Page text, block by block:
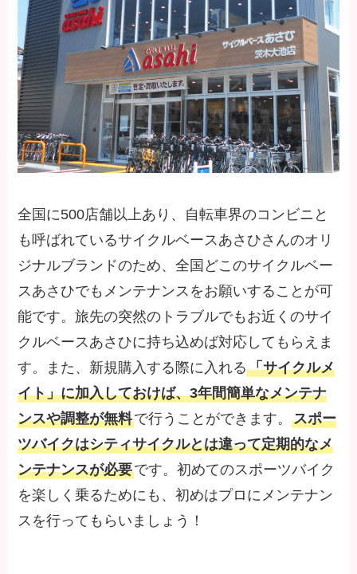
全国に500店舗以上あり、自転車界のコンビニと
も呼ばれているサイクルベースあさひさんのオリ
ジナルブランドのため、全国どこのサイクルベー
スあさひでもメンテナンスをお願いすることが可
能です。旅先の突然のトラブルでもお近くのサイ
クルベースあさひに持ち込めば対応してもらえま
す。また、新規購入する際に入れる「サイクルメ
イト」に加入しておけば、3年間簡単なメンテナ
ンスや調整が無料で行うことができます。スポー
ツバイクはシティサイクルとは違って定期的なメ
ンテナンスが必要です。初めてのスポーツバイク
を楽しく乗るためにも、初めはプロにメンテナン
スを行ってもらいましょう！